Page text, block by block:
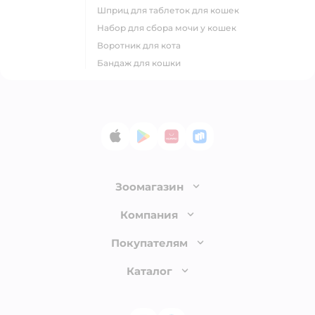
шприц для таблеток для кошек
набор для сбора мочи у кошек
воротник для кота
бандаж для кошки
App StoreGoogle Play
AppGallery
RuStore
Зоомагазин
Лицензия
Доставка и оплата
Обмен и возврат товара
Компания
О компании
Покупателям
Бонусные карты
Каталог